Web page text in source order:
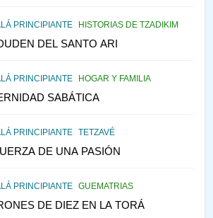
PRINCIPIANTE HISTORIAS DE TZADIKIM
DEL SANTO ARI
PRINCIPIANTE HOGAR Y FAMILIA
SABÁTICA
PRINCIPIANTE TETZAVÉ
DE UNA PASIÓN
PRINCIPIANTE GUEMATRIAS
DE DIEZ EN LA TORÁ
TEMPLO Y LA ALEGRÍA EN
VEAMOS ¿POR QUÉ
IEHOSHÚA? Y LA QUEJA DE